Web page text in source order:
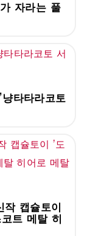
자라는 풀
타타라코토
캡슐토이
트 메탈 히